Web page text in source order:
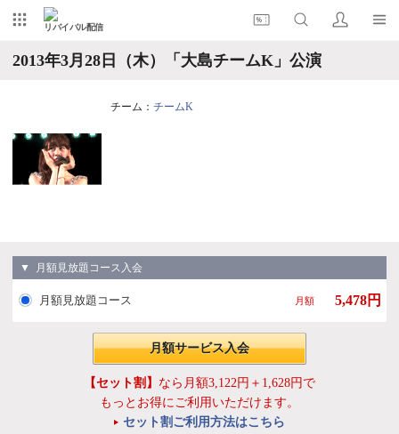
リバイバル配信
2013年3月28日（木）「大島チームK」公演
チーム： チームK
▼ 月額見放題コース入会
月額見放題コース 月額 5,478円
月額サービス入会
【セット割】 なら月額3,122円＋1,628円で
もっとお得にご利用いただけます。
セット割ご利用方法はこちら